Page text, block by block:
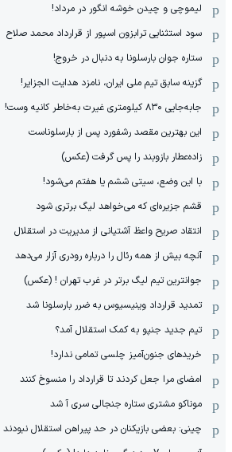
لیموچی و چیدن خوشه انگور در مرداد!
سود استثنایی ترابزون اسپور از قرارداد محمد صلاح
ستاره جوان بارسلونا به دنبال در خروج!
گزینه سابق تیم ملی ایران، نامزد هدایت الجزایر!
جابه‌جایی ۸۳۰ کیلومتری غیرت به‌خاطر کانیه وست!
این بهترین مقصد رشفورد پس از بارسلوناست
زاده‌عطار بازوبند را پس گرفت (عکس)
با این وضع، سیتی ششم یا هفتم می‌شود!
قشم جزیره‌ای که می‌خواهد لیگ برتری شود
انتقاد صریح واعظ آشتیانی از مدیریت در استقلال
آنچه بیش از همه رئال را درباره رودری آزار می‌دهد
جوانترین تیم لیگ برتر در غرب تهران ! (عکس)
تمدید قرارداد وینیسیوس به ضرر بارسلونا شد
تیم جدید جنپو به کمک استقلال آمد؟
خریدهای جنون‌آمیز چلسی تمامی ندارد!
امضای مرا جعل کردند تا قرارداد را منسوخ کنند
موناکو مشتری ستاره جنجالی سری آ شد
چینی: بعضی بازیکنان در حد پیراهن استقلال نبودند